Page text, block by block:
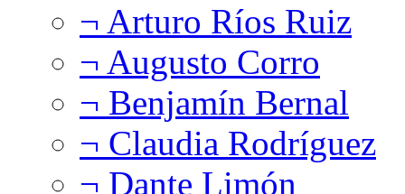
¬ Arturo Ríos Ruiz
¬ Augusto Corro
¬ Benjamín Bernal
¬ Claudia Rodríguez
¬ Dante Limón